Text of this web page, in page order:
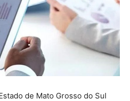
de Mato Grosso do Sul